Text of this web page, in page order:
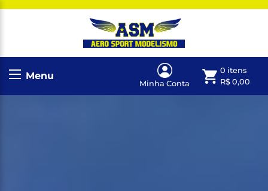
Menu
Minha Conta
0 itens
R$ 0,00